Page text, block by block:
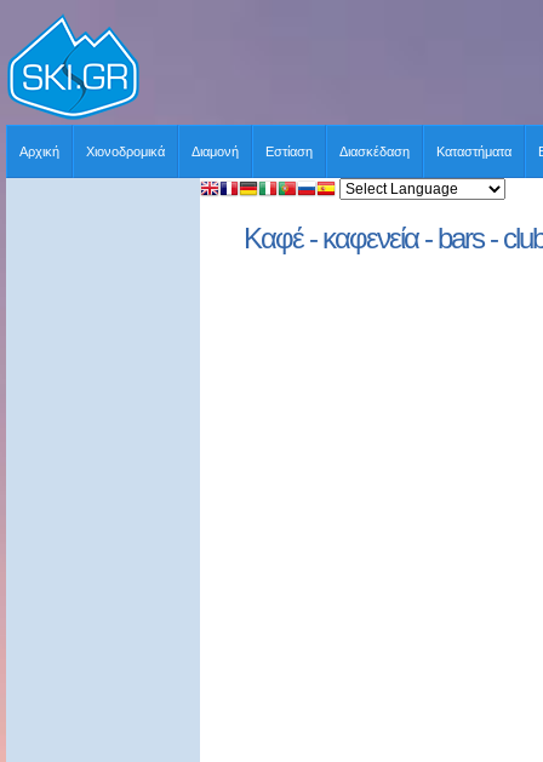
Αρχική Χιονοδρομικά Διαμονή Εστίαση Διασκέδαση Καταστήματα
Καφέ - καφενεία - bars -